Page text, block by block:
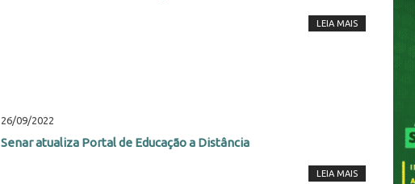
LEIA MAIS
26/09/2022
Senar atualiza Portal de Educação a Distância
LEIA MAIS